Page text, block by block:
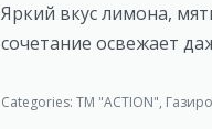
Яркий вкус лимона,
сочетание освежает
Categories: TM "ACTION",